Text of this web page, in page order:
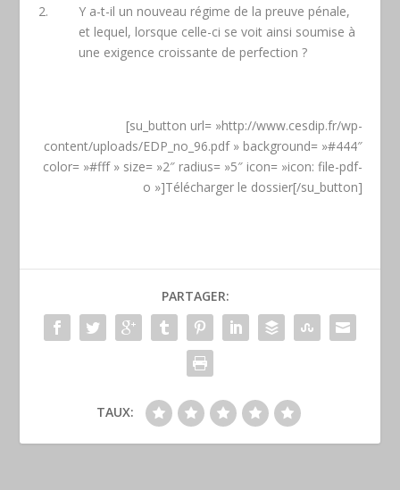
Y a-t-il un nouveau régime de la preuve pénale,
et lequel, lorsque celle-ci se voit ainsi soumise à
une exigence croissante de perfection ?
[su_button url= »http://www.cesdip.fr/wp-
content/uploads/EDP_no_96.pdf » background= »#444″
color= »#fff » size= »2″ radius= »5″ icon= »icon: file-pdf-
o »]Télécharger le dossier[/su_button]
PARTAGER:
TAUX: